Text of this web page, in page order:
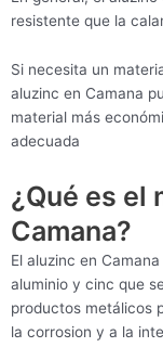
resistente que la
Si necesita un
aluzinc en Camana
material más
adecuada
¿Qué es el
Camana?
El aluzinc en
aluminio y cinc que
productos metálicos
la corrosion y a la